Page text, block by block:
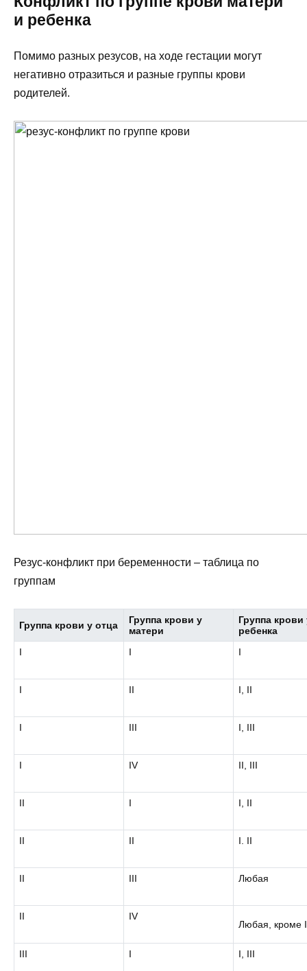
и ребенка
Помимо разных резусов, на ходе гестации могут
негативно отразиться и разные группы крови
родителей.
Резус-конфликт при беременности – таблица по
группам
Группа крови у отца
Группа крови у
матери
Группа крови
ребенка
I
I I
I II I, II
I III I, III
I IV II, III
II I I, II
II II I. II
II III Любая
II IV
Любая, кроме I
III I I, III